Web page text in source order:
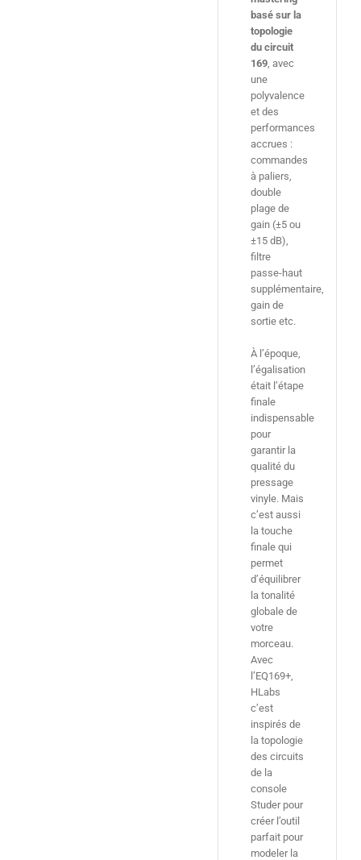
basé sur la
topologie
du circuit
169, avec
une
polyvalence
et des
performances
accrues :
commandes
à paliers,
double
plage de
gain (±5 ou
±15 dB),
filtre
passe-haut
supplémentaire,
gain de
sortie etc.
À l’époque,
l’égalisation
était l’étape
finale
indispensable
pour
garantir la
qualité du
pressage
vinyle. Mais
c’est aussi
la touche
finale qui
permet
d’équilibrer
la tonalité
globale de
votre
morceau.
Avec
l’EQ169+,
HLabs
c’est
inspirés de
la topologie
des circuits
de la
console
Studer pour
créer l’outil
parfait pour
modeler la